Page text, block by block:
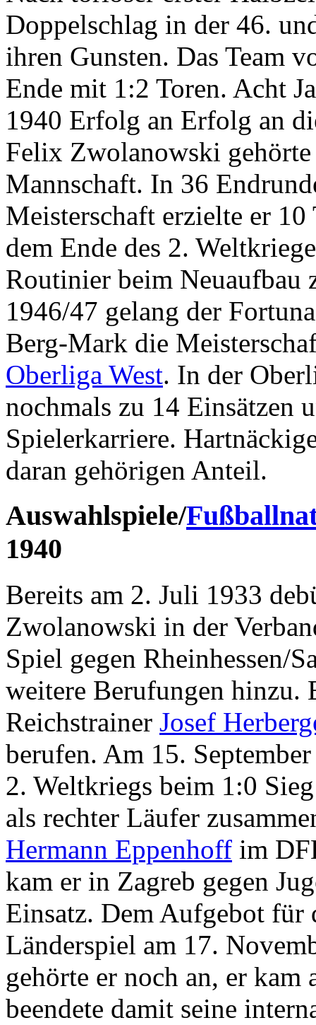
Doppelschlag in der 46.
ihren Gunsten. Das Team
Ende mit 1:2 Toren. Acht
1940 Erfolg an Erfolg an
Felix Zwolanowski
Mannschaft. In 36
Meisterschaft erzielte er
dem Ende des 2.
Routinier beim Neuaufbau
1946/47 gelang der
Berg-Mark die
Oberliga West. In der
nochmals zu 14 Einsätzen
Spielerkarriere.
daran gehörigen Anteil.
Auswahlspiele/
1940
Bereits am 2. Juli 1933
Zwolanowski in der
Spiel gegen Rheinhessen/
weitere Berufungen hinzu.
Reichstrainer Josef
berufen. Am 15.
2. Weltkriegs beim 1:0
als rechter Läufer
Hermann Eppenhoff im
kam er in Zagreb gegen
Einsatz. Dem Aufgebot für
Länderspiel am 17.
gehörte er noch an, er
beendete damit seine